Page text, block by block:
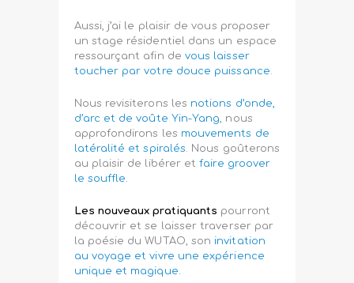
Aussi, j’ai le plaisir de vous proposer
un stage résidentiel dans un espace
ressourçant afin de vous laisser
toucher par votre douce puissance
Nous revisiterons les notions d’onde,
d’arc et de voûte Yin-Yang , nous
approfondirons les mouvements de
latéralité et spiralés . Nous goûterons
au plaisir de libérer etfaire groover
le souffle.
Les nouveaux pratiquants pourront
découvrir et se laisser traverser par
la poésie du WUTAO, son invitation
au voyage et vivre une expérience
unique et magique.